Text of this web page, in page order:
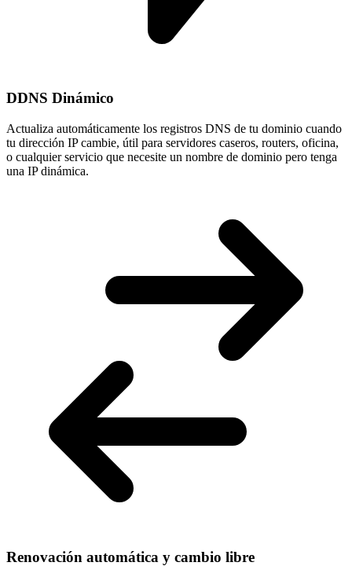
DDNS Dinámico
Actualiza automáticamente los registros DNS de tu dominio cuando
tu dirección IP cambie, útil para servidores caseros, routers, oficina,
o cualquier servicio que necesite un nombre de dominio pero tenga
una IP dinámica.
Renovación automática y cambio libre